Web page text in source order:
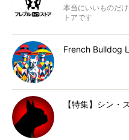
本当にいいものだ
トアです
French Bulldog
【特集】シン・